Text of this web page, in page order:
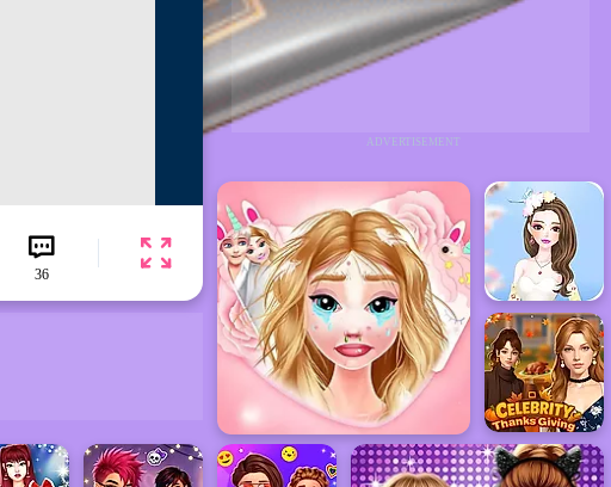
ADVERTISEMENT
36